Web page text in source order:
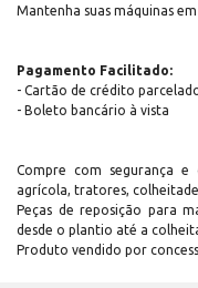
Mantenha suas máquinas
Pagamento Facilitado:
- Cartão de crédito
- Boleto bancário à vista
Compre com segurança e
agrícola, tratores,
Peças de reposição para
desde o plantio até a
Produto vendido por